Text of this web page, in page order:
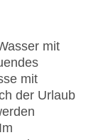
mit
mit
der Urlaub